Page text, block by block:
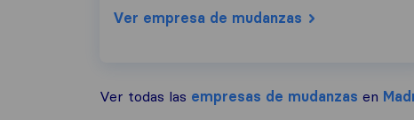
Ver empresa de mudanzas
Ver todas las empresas de mudanzas en